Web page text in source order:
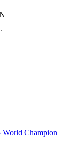
World Champion